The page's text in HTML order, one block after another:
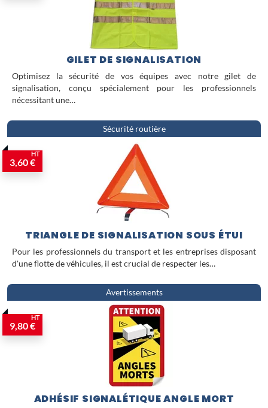
GILET DE SIGNALISATION
Optimisez la sécurité de vos équipes avec notre gilet de
signalisation, conçu spécialement pour les professionnels
nécessitant une…
Sécurité routière
3,60 €
HT
TRIANGLE DE SIGNALISATION SOUS ÉTUI
Pour les professionnels du transport et les entreprises disposant
d'une flotte de véhicules, il est crucial de respecter les…
Avertissements
9,80 €
HT
ADHÉSIF SIGNALÉTIQUE ANGLE MORT